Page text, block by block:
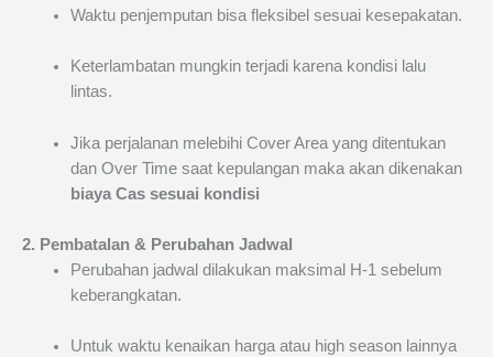
Waktu penjemputan bisa fleksibel sesuai kesepakatan.
Keterlambatan mungkin terjadi karena kondisi lalu
lintas.
Jika perjalanan melebihi Cover Area yang ditentukan
dan Over Time saat kepulangan maka akan dikenakan
biaya Cas sesuai kondisi
2. Pembatalan & Perubahan Jadwal
Perubahan jadwal dilakukan maksimal H-1 sebelum
keberangkatan.
Untuk waktu kenaikan harga atau high season lainnya